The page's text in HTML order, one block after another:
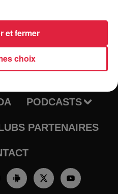
INFOS
PODCASTS
PARTENAIRES
choix
et fermer